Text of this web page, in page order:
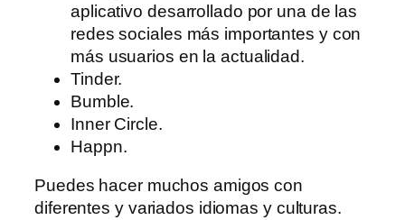
aplicativo desarrollado por una de las
redes sociales más importantes y con
más usuarios en la actualidad.
Tinder.
Bumble.
Inner Circle.
Happn.
Puedes hacer muchos amigos con
diferentes y variados idiomas y culturas.